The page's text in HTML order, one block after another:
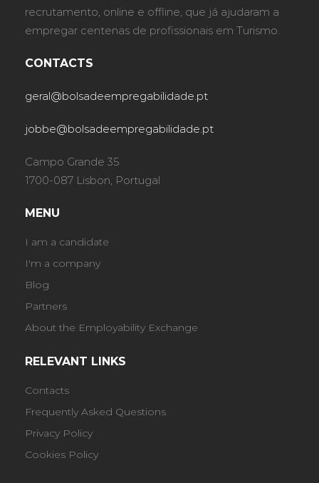
recrutamento, online e offline, que já ajudaram a
empregar centenas de profissionais em Turismo.
CONTACTS
geral@bolsadeempregabilidade.pt
jobbe@bolsadeempregabilidade.pt
Campo Grande 35
1700-087 Lisbon, Portugal
MENU
I am a candidate
I'm a company
Blog
Partners
About the Employability Exchange
RELEVANT LINKS
Contacts
Frequently Asked Questions
Privacy Policy
Cookies Policy